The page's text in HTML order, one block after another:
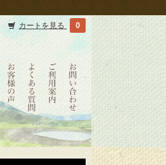
カートを見る 0
お客
様の
声
よく
ある
質問
ショ
ッピ
ング
ご利
お問
い合
わせ